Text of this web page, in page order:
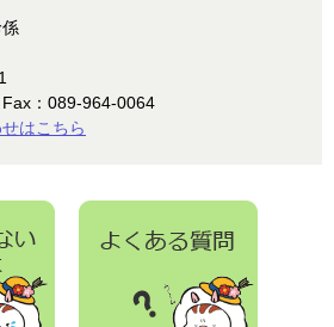
Fax：089-964-0064
はこちら